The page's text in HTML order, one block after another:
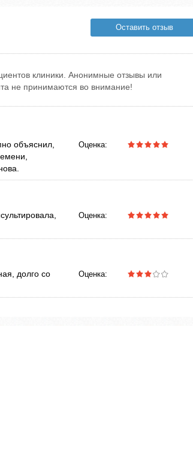
Оставить отзыв
клиники. Анонимные отзывы или
не принимаются во внимание!
объяснил,
Оценка:
Оценка:
долго со
Оценка: